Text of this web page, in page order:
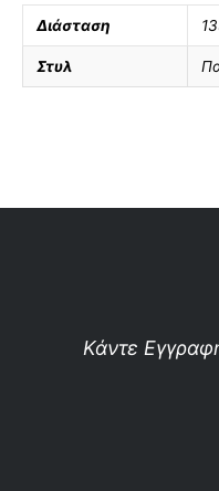
Διάσταση
Στυλ
Κάντε